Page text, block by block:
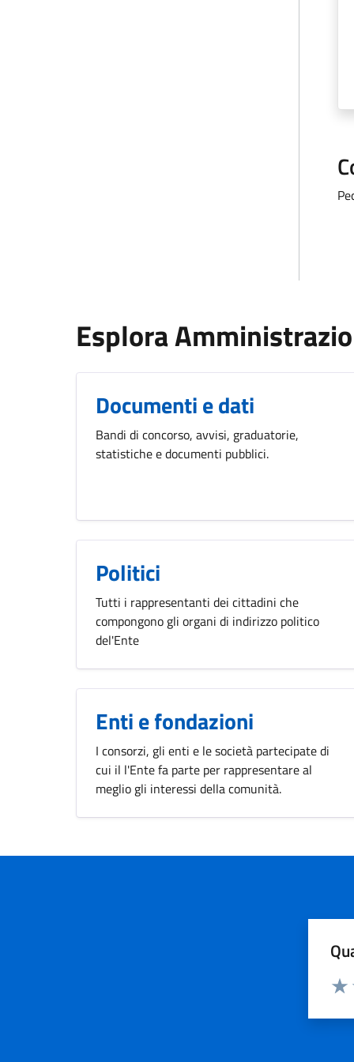
Esplora
Documenti e dati
Bandi di concorso, avvisi, graduatorie,
statistiche e documenti pubblici.
Politici
Tutti i rappresentanti dei cittadini che
compongono gli organi di indirizzo politico
del'Ente
Enti e fondazioni
I consorzi, gli enti e le società partecipate di
cui il l'Ente fa parte per rappresentare al
meglio gli interessi della comunità.